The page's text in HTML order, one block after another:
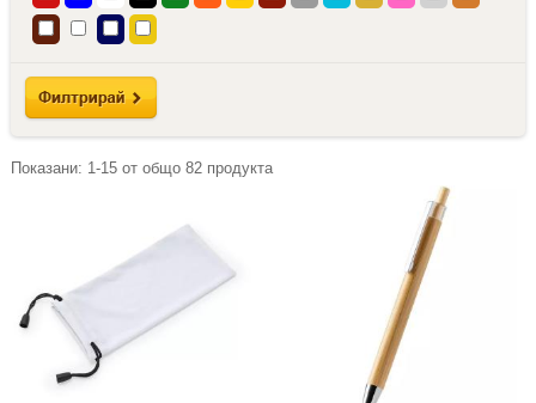
Показани: 1-15от общо 82продукта